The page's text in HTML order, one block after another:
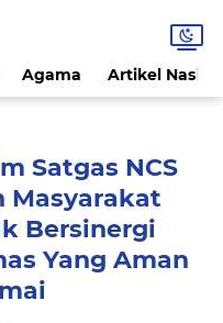
Agama Artikel
Satgas NCS
Masyarakat
Bersinergi
Yang Aman